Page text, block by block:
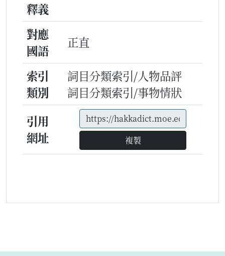
釋義
對應
國語
正直
索引
類別
詞目分類索引/人物品評
詞目分類索引/事物情狀
引用
網址
複製